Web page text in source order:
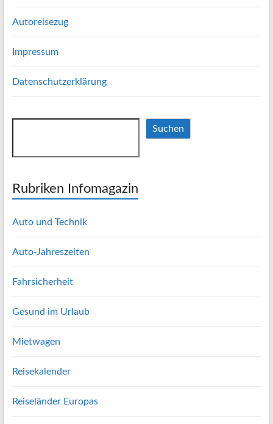
Autoreisezug
Impressum
Datenschutzerklärung
Suchen
Rubriken Infomagazin
Auto und Technik
Auto-Jahreszeiten
Fahrsicherheit
Gesund im Urlaub
Mietwagen
Reisekalender
Reiseländer Europas